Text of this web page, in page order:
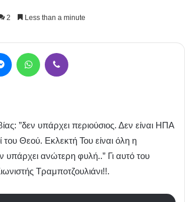
2 Less than a minute
”δεν υπάρχει περιούσιος. Δεν είναι ΗΠΑ
του Θεού. Εκλεκτή Του είναι όλη η
ανώτερη φυλή..” Γι αυτό του
Τραμποτζουλιάνι!!.